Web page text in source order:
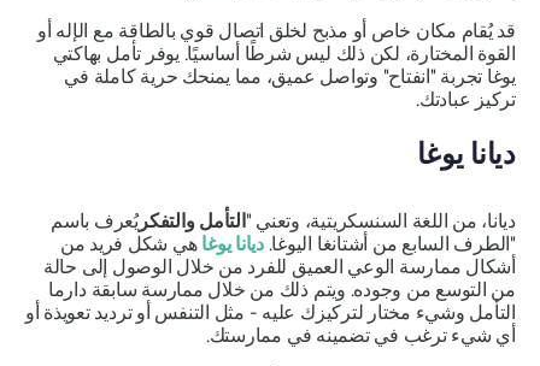
قد يُقام مكان خاص أو مذبح لخلق اتصال قوي بالطاقة مع الإله أو
القوة المختارة، لكن ذلك ليس شرطًا أساسيًا. يوفر تأمل بهاكتي
يوغا تجربة "انفتاح" وتواصل عميق، مما يمنحك حرية كاملة في
تركيز عبادتك.
ديانايوغا
ديانا، من اللغة السنسكريتية، وتعني "التأمل والتفكريُعرف باسم
"الطرف السابع منأشتانغااليوغا.ديانايوغاهي شكل فريد من
أشكال ممارسة الوعي العميق للفرد من خلال الوصول إلى حالة
من التوسع من وجوده. ويتم ذلك من خلال ممارسة سابقةدارما
التأمل وشيء مختار لتركيزك عليه - مثل التنفس أو ترديد تعويذة أو
أي شيء ترغب في تضمينه في ممارستك.